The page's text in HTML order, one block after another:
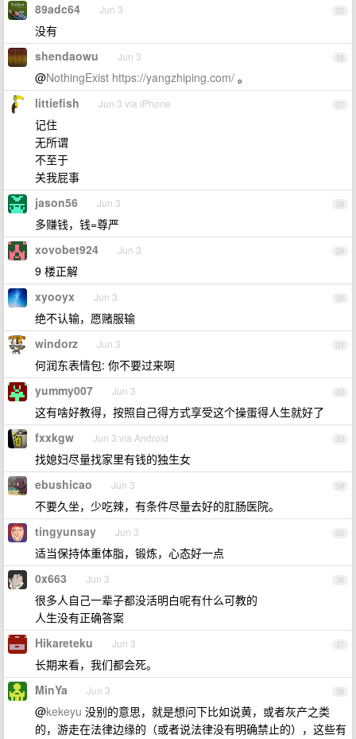
25
89adc64 Jun 3
没有
26
shendaowu Jun 3
@NothingExist https://yangzhiping.com/ 。
27
littiefish Jun 3 via iPhone
记住
无所谓
不至于
关我屁事
28
jason56 Jun 3
多赚钱，钱=尊严
29
xovobet924 Jun 3
9 楼正解
30
xyooyx Jun 3
绝不认输，愿赌服输
31
windorz Jun 3
何润东表情包: 你不要过来啊
32
yummy007 Jun 3
这有啥好教得，按照自己得方式享受这个操蛋得人生就好了
33
fxxkgw Jun 3 via Android
找媳妇尽量找家里有钱的独生女
34
ebushicao Jun 3
不要久坐，少吃辣，有条件尽量去好的肛肠医院。
35
tingyunsay Jun 3
适当保持体重体脂，锻炼，心态好一点
36
0x663 Jun 3
很多人自己一辈子都没活明白呢有什么可教的
人生没有正确答案
37
Hikareteku Jun 3
长期来看，我们都会死。
38
MinYa Jun 3
@kekeyu 没别的意思，就是想问下比如说黄，或者灰产之类
的，游走在法律边缘的（或者说法律没有明确禁止的），这些有